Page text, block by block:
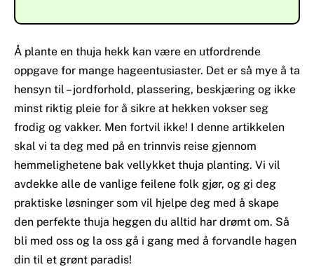
Å plante en thuja hekk kan være en utfordrende
oppgave for mange hageentusiaster. Det er så mye å ta
hensyn til – jordforhold, plassering, beskjæring og ikke
minst riktig pleie for å sikre at hekken vokser seg
frodig og vakker. Men fortvil ikke! I denne artikkelen
skal vi ta deg med på en trinnvis reise gjennom
hemmelighetene bak vellykket thuja planting. Vi vil
avdekke alle de vanlige feilene folk gjør, og gi deg
praktiske løsninger som vil hjelpe deg med å skape
den perfekte thuja heggen du alltid har drømt om. Så
bli med oss ​​og la oss gå i gang med å forvandle hagen
din til et grønt paradis!